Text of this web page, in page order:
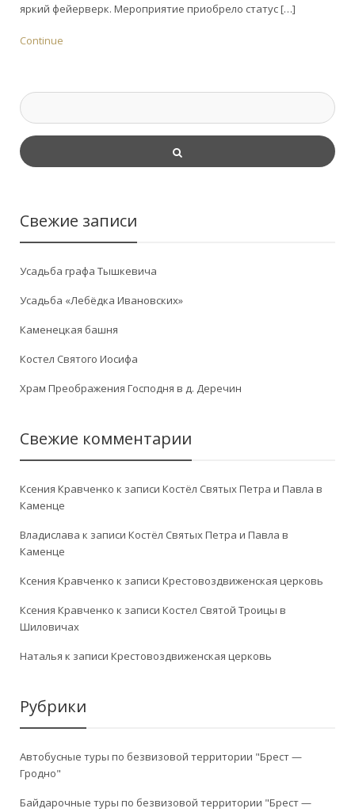
яркий фейерверк. Мероприятие приобрело статус […]
Continue
Свежие записи
Усадьба графа Тышкевича
Усадьба «Лебёдка Ивановских»
Каменецкая башня
Костел Святого Иосифа
Храм Преображения Господня в д. Деречин
Свежие комментарии
Ксения Кравченко к записи Костёл Святых Петра и Павла в
Каменце
Владислава к записи Костёл Святых Петра и Павла в
Каменце
Ксения Кравченко к записи Крестовоздвиженская церковь
Ксения Кравченко к записи Костел Святой Троицы в
Шиловичах
Наталья к записи Крестовоздвиженская церковь
Рубрики
Автобусные туры по безвизовой территории "Брест —
Гродно"
Байдарочные туры по безвизовой территории "Брест —